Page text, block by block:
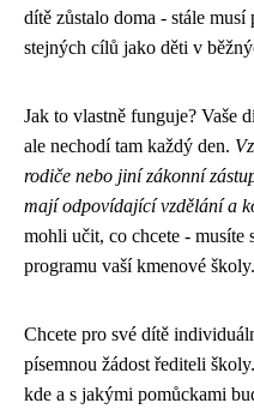
dítě zůstalo doma - stále
stejných cílů jako děti v
Jak to vlastně funguje? Vaše
ale nechodí tam každý den.
rodiče nebo jiní zákonní
mají odpovídající vzdělání a
mohli učit, co chcete - musíte
programu vaší kmenové školy.
Chcete pro své dítě
písemnou žádost řediteli
kde a s jakými pomůckami